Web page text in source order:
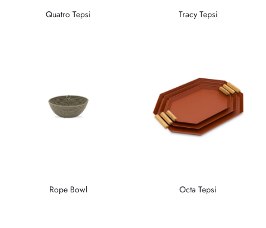
Quatro Tepsi Tracy Tepsi
Rope Bowl Octa Tepsi